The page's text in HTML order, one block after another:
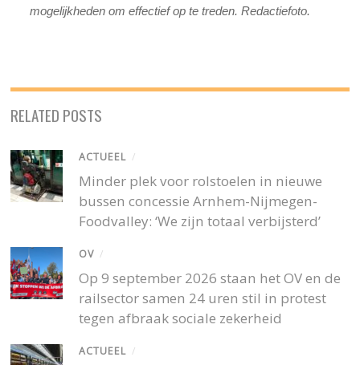
mogelijkheden om effectief op te treden. Redactiefoto.
RELATED POSTS
ACTUEEL /
Minder plek voor rolstoelen in nieuwe
bussen concessie Arnhem-Nijmegen-
Foodvalley: ‘We zijn totaal verbijsterd’
OV /
Op 9 september 2026 staan het OV en de
railsector samen 24 uren stil in protest
tegen afbraak sociale zekerheid
ACTUEEL /